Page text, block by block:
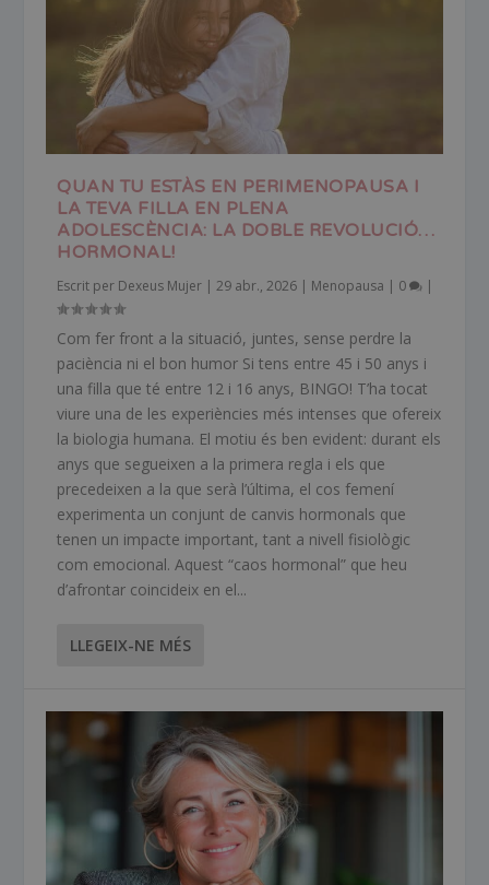
QUAN TU ESTÀS EN PERIMENOPAUSA I
LA TEVA FILLA EN PLENA
ADOLESCÈNCIA: LA DOBLE REVOLUCIÓ…
HORMONAL!
Escrit per Dexeus Mujer |29 abr., 2026 | Menopausa | 0 |
Com fer front a la situació, juntes, sense perdre la
paciència ni el bon humor Si tens entre 45 i 50 anys i
una filla que té entre 12 i 16 anys, BINGO! T’ha tocat
viure una de les experiències més intenses que ofereix
la biologia humana. El motiu és ben evident: durant els
anys que segueixen a la primera regla i els que
precedeixen a la que serà l’última, el cos femení
experimenta un conjunt de canvis hormonals que
tenen un impacte important, tant a nivell fisiològic
com emocional. Aquest “caos hormonal” que heu
d’afrontar coincideix en el...
LLEGEIX-NE MÉS